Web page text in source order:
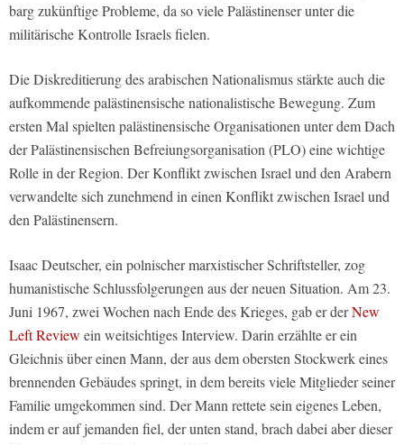
barg zukünftige Probleme, da so viele Palästinenser unter die
militärische Kontrolle Israels fielen.
Die Diskreditierung des arabischen Nationalismus stärkte auch die
aufkommende palästinensische nationalistische Bewegung. Zum
ersten Mal spielten palästinensische Organisationen unter dem Dach
der Palästinensischen Befreiungsorganisation (PLO) eine wichtige
Rolle in der Region. Der Konflikt zwischen Israel und den Arabern
verwandelte sich zunehmend in einen Konflikt zwischen Israel und
den Palästinensern.
Isaac Deutscher, ein polnischer marxistischer Schriftsteller, zog
humanistische Schlussfolgerungen aus der neuen Situation. Am 23.
Juni 1967, zwei Wochen nach Ende des Krieges, gab er derNew
Left Review ein weitsichtiges Interview. Darin erzählte er ein
Gleichnis über einen Mann, der aus dem obersten Stockwerk eines
brennenden Gebäudes springt, in dem bereits viele Mitglieder seiner
Familie umgekommen sind. Der Mann rettete sein eigenes Leben,
indem er auf jemanden fiel, der unten stand, brach dabei aber dieser